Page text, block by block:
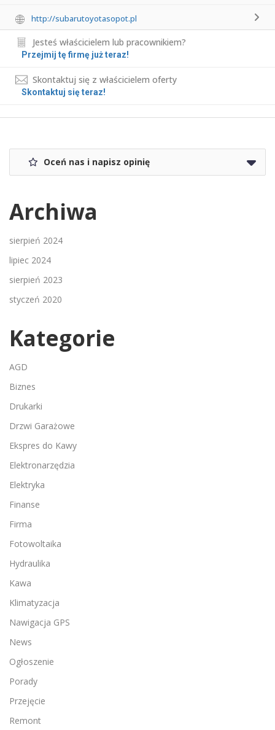
http://subarutoyotasopot.pl
Jesteś właścicielem lub pracownikiem?
Przejmij tę firmę już teraz!
Skontaktuj się z właścicielem oferty
Skontaktuj się teraz!
Oceń nas i napisz opinię
Archiwa
sierpień 2024
lipiec 2024
sierpień 2023
styczeń 2020
Kategorie
AGD
Biznes
Drukarki
Drzwi Garażowe
Ekspres do Kawy
Elektronarzędzia
Elektryka
Finanse
Firma
Fotowoltaika
Hydraulika
Kawa
Klimatyzacja
Nawigacja GPS
News
Ogłoszenie
Porady
Przejęcie
Remont